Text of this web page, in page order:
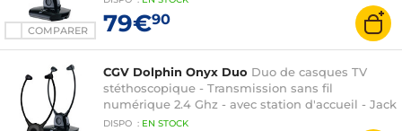
COMPARER 79€90
CGV Dolphin Onyx Duo Duo de casques TV
stéthoscopique - Transmission sans fil
numérique 2.4 Ghz - avec station d'accueil - Jack
DISPO : EN STOCK